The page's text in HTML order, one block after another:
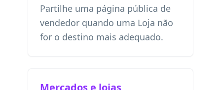
Partilhe uma página pública de
vendedor quando uma Loja não
for o destino mais adequado.
Mercados e lojas